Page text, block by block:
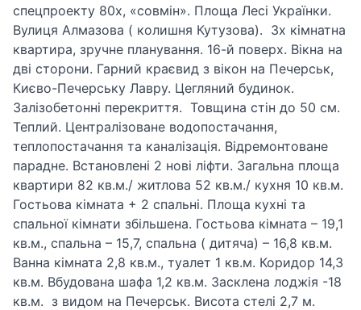
спецпроекту 80х, «совмін». Площа Лесі Українки.
Вулиця Алмазова ( колишня Кутузова). 3х кімнатна
квартира, зручне планування. 16-й поверх. Вікна на
дві сторони. Гарний краєвид з вікон на Печерськ,
Києво-Печерську Лавру. Цегляний будинок.
Залізобетонні перекриття. Товщина стін до 50 см.
Теплий. Централізоване водопостачання,
теплопостачання та каналізація. Відремонтоване
парадне. Встановлені 2 нові ліфти. Загальна площа
квартири 82 кв.м./ житлова 52 кв.м./ кухня 10 кв.м.
Гостьова кімната + 2 спальні. Площа кухні та
спальної кімнати збільшена. Гостьова кімната – 19,1
кв.м., спальна – 15,7, спальна ( дитяча) – 16,8 кв.м.
Ванна кімната 2,8 кв.м., туалет 1 кв.м. Коридор 14,3
кв.м. Вбудована шафа 1,2 кв.м. Засклена лоджія -18
кв.м. з видом на Печерськ. Висота стелі 2,7 м.